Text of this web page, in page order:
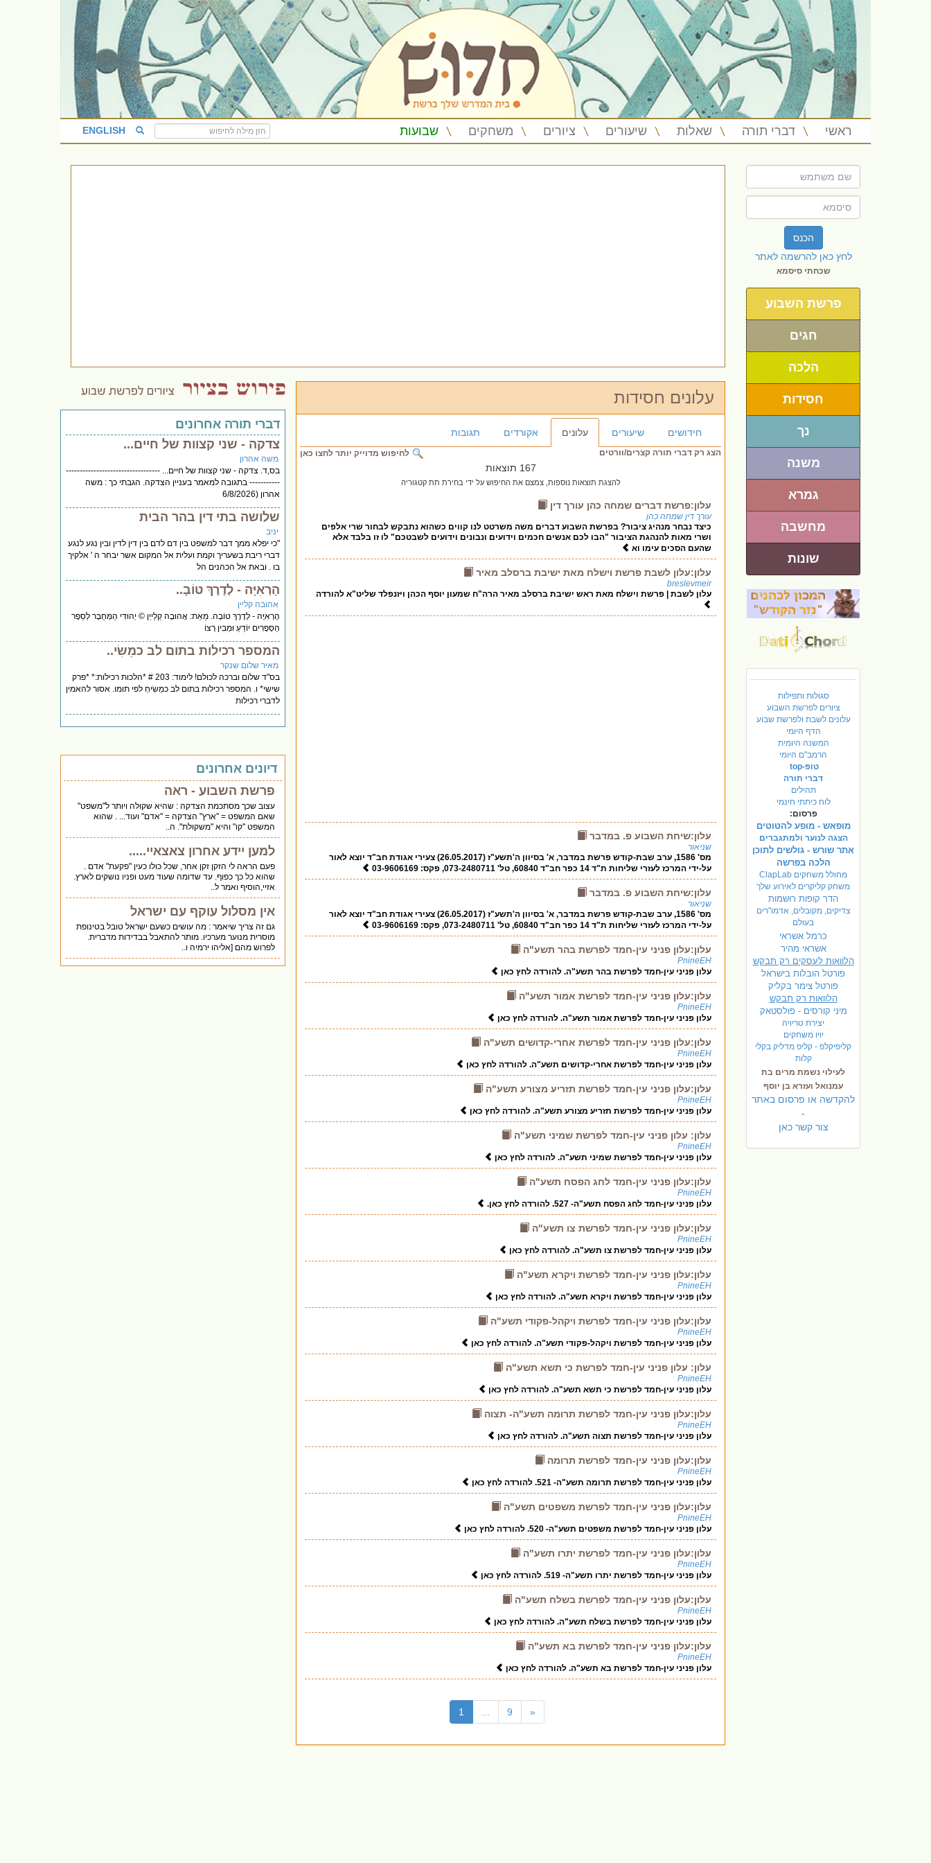
ראשי דברי תורה שאלות שיעורים ציורים משחקים שבועות ENGLISH
הכנס
לחץ כאן להרשמה לאתר
שכחתי סיסמא
פרשת השבוע
חגים
הלכה
חסידות
נך
משנה
גמרא
מחשבה
שונות
סגולות ותפילות
ציורים לפרשת השבוע
עלונים לשבת ולפרשת שבוע
הדף היומי
המשנה היומית
הרמב"ם היומי
טופ-top
דברי תורה
תהילים
לוח כיתתי חינמי
פרסום:
מופאש - מופע להטוטים
הצגה לנוער ולמתגברים
אתר שורש - גולשים לתוכן
הלכה בפרשה
מחולל משחקים ClapLab
משחק קליקרים לאירוע שלך
הדר קופות רושמות
צדיקים, מקובלים, אדמו"רים
בעולם
כרמל אשראי
אשראי מהיר
הלוואות לעסקים רק תבקש
פורטל הובלות בישראל
פורטל צימר בקליק
הלוואות רק תבקש
מיני קורסים - פולסטאק
יצירת טריויה
יויו משחקים
קליפיקלפ - קליפ מדליק בקלי
קלות
לעילוי נשמת מרים בת
עמנואל ועזרא בן יוסף
להקדשה או פרסום באתר
-
צור קשר כאן
עלונים חסידות
חידושים שיעורים עלונים אקורדים תגובות
לחיפוש מדוייק יותר לחצו כאן הצג רק דברי תורה קצרים/וורטים
167 תוצאות
להצגת תוצאות נוספות, צמצם את החיפוש על ידי בחירת תת קטגוריה
עלון:פרשת דברים שמחה כהן עורך דין
עורך דין שמחה כהן
כיצד נבחר מנהיג ציבור? בפרשת השבוע דברים משה משרטט לנו קווים כשהוא נתבקש לבחור שרי אלפים
ושרי מאות להנהגת הציבור "הבו לכם אנשים חכמים וידועים ונבונים וידועים לשבטכם" לו זו בלבד אלא
שהעם הסכים עימו וא
עלון:עלון לשבת פרשת וישלח מאת ישיבת ברסלב מאיר
breslevmeir
עלון לשבת | פרשת וישלח מאת ראש ישיבת ברסלב מאיר הרה"ח שמעון יוסף הכהן ויזנפלד שליט"א להורדה
עלון:שיחת השבוע פ. במדבר
שניאור
מס' 1586, ערב שבת-קודש פרשת במדבר, א' בסיוון ה'תשע"ז (26.05.2017) צעירי אגודת חב"ד יוצא לאור
על-ידי המרכז לעזרי שליחות ת"ד 14 כפר חב"ד 60840, טל' 073-2480711, פקס: 03-9606169
עלון:שיחת השבוע פ. במדבר
שניאור
מס' 1586, ערב שבת-קודש פרשת במדבר, א' בסיוון ה'תשע"ז (26.05.2017) צעירי אגודת חב"ד יוצא לאור
על-ידי המרכז לעזרי שליחות ת"ד 14 כפר חב"ד 60840, טל' 073-2480711, פקס: 03-9606169
עלון:עלון פניני עין-חמד לפרשת בהר תשע"ה
PnineEH
עלון פניני עין-חמד לפרשת בהר תשע"ה. להורדה לחץ כאן
עלון:עלון פניני עין-חמד לפרשת אמור תשע"ה
PnineEH
עלון פניני עין-חמד לפרשת אמור תשע"ה. להורדה לחץ כאן
עלון:עלון פניני עין-חמד לפרשת אחרי-קדושים תשע"ה
PnineEH
עלון פניני עין-חמד לפרשת אחרי-קדושים תשע"ה. להורדה לחץ כאן
עלון:עלון פניני עין-חמד לפרשת תזריע מצורע תשע"ה
PnineEH
עלון פניני עין-חמד לפרשת תזריע מצורע תשע"ה. להורדה לחץ כאן
עלון: עלון פניני עין-חמד לפרשת שמיני תשע"ה
PnineEH
עלון פניני עין-חמד לפרשת שמיני תשע"ה. להורדה לחץ כאן
עלון:עלון פניני עין-חמד לחג הפסח תשע"ה
PnineEH
עלון פניני עין-חמד לחג הפסח תשע"ה- 527. להורדה לחץ כאן.
עלון:עלון פניני עין-חמד לפרשת צו תשע"ה
PnineEH
עלון פניני עין-חמד לפרשת צו תשע"ה. להורדה לחץ כאן
עלון:עלון פניני עין-חמד לפרשת ויקרא תשע"ה
PnineEH
עלון פניני עין-חמד לפרשת ויקרא תשע"ה. להורדה לחץ כאן
עלון:עלון פניני עין-חמד לפרשת ויקהל-פקודי תשע"ה
PnineEH
עלון פניני עין-חמד לפרשת ויקהל-פקודי תשע"ה. להורדה לחץ כאן
עלון: עלון פניני עין-חמד לפרשת כי תשא תשע"ה
PnineEH
עלון פניני עין-חמד לפרשת כי תשא תשע"ה. להורדה לחץ כאן
עלון:עלון פניני עין-חמד לפרשת תרומה תשע"ה- תצוה
PnineEH
עלון פניני עין-חמד לפרשת תצוה תשע"ה. להורדה לחץ כאן
עלון:עלון פניני עין-חמד לפרשת תרומה
PnineEH
עלון פניני עין-חמד לפרשת תרומה תשע"ה- 521. להורדה לחץ כאן
עלון:עלון פניני עין-חמד לפרשת משפטים תשע"ה
PnineEH
עלון פניני עין-חמד לפרשת משפטים תשע"ה- 520. להורדה לחץ כאן
עלון:עלון פניני עין-חמד לפרשת יתרו תשע"ה
PnineEH
עלון פניני עין-חמד לפרשת יתרו תשע"ה- 519. להורדה לחץ כאן
עלון:עלון פניני עין-חמד לפרשת בשלח תשע"ה
PnineEH
עלון פניני עין-חמד לפרשת בשלח תשע"ה. להורדה לחץ כאן
עלון:עלון פניני עין-חמד לפרשת בא תשע"ה
PnineEH
עלון פניני עין-חמד לפרשת בא תשע"ה. להורדה לחץ כאן
1 9 «
דברי תורה אחרונים
צדקה - שני קצוות של חיים...
משה אהרון
בס,ד. צדקה - שני קצוות של חיים... ----------------------------------
----------- בתגובה למאמר בעניין הצדקה. הגבתי כך : משה
אהרון (6/8/2026
שלושה בתי דין בהר הבית
יניב
"כי יפלא ממך דבר למשפט בין דם לדם בין דין לדין ובין נגע לנגע
דברי ריבת בשעריך וקמת ועלית אל המקום אשר יבחר ה ' אלקיך
בו . ובאת אל הכהנים הל
הָרְאִיָּה - לְדֶרֶךְ טוֹבָ..
אהובה קליין
הָרְאִיָּה - לְדֶרֶךְ טוֹבָה. מֵאֵת: אֲהוּבָה קְלַייְן © יְהוּדִי הַמְּחֻבָּר לְסֵפֶר
הַסְּפָרִים יוֹדֵעַ וּמֵבִין רְצוֹ
המספר רכילות בתום לב כמֵשִׂי..
מאיר שלום שנקר
בס"ד שלום וברכה לכולם! לימוד: 203 # *הלכות רכילות:* *פרק
שישי* ו. המספר רכילות בתום לב כמֵשִׂיחַ לפי תומו. אסור להאמין
לדברי רכילות
דיונים אחרונים
פרשת השבוע - ראה
עצוב שכך מסתכמת הצדקה : שהיא שקולה ויותר ל"משפט"
שאם המשפט = "ארץ" הצדקה = "אדם" ועוד... . שהוא
המשפט "קו" והיא "משקולת". ה..
למען יידע אחרון צאצאיי.....
פעם הראה לי הזקן זקן אחר, שכל כולו כעין "פקעת" אדם .
שהוא כל כך כפוף. עד שדומה שעוד מעט ופניו נושקים לארץ.
אזיי,הוסיף ואמר ל..
אין מסלול עוקף עם ישראל
גם זה צריך שיאמר : מה עושים כשעם ישראל טובל בטינופת
מוסרית מנוער מערכיו. מותר להתאבל בבדידות מדברית.
לפרוש מהם [אליהו ירמיה ו..